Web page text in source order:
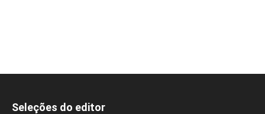
Seleções do editor